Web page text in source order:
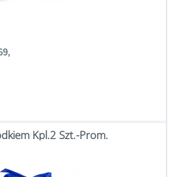
Kpl.2 Szt.-Prom.